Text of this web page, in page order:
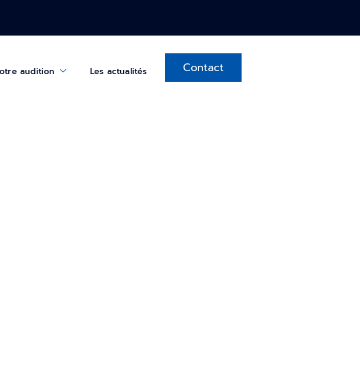
audition Les actualités Contact